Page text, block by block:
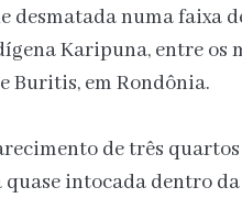
desmatada numa faixa
Karipuna, entre os
Buritis, em Rondônia.
de três
intocada dentro